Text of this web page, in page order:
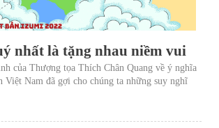
nhất là tặng nhau niềm vui
của Thượng tọa Thích Chân Quang về ý nghĩa
Việt Nam đã gợi cho chúng ta những suy nghĩ